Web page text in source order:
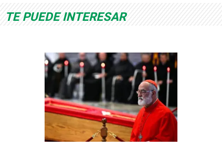
TE PUEDE INTERESAR